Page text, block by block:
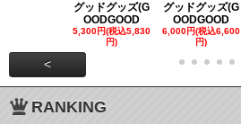
グッドグッズ(G
OODGOOD
5,300円(税込5,830
円)
グッドグッズ(G
OODGOOD
6,000円(税込6,600
円)
<
RANKING